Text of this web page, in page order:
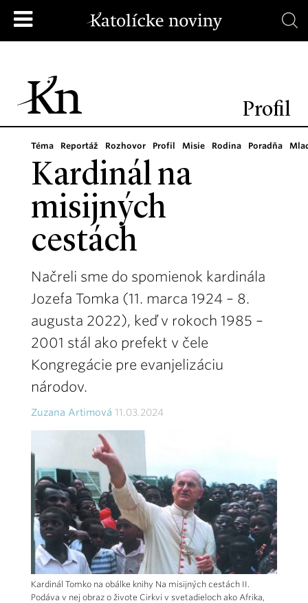
Profil
Téma Reportáž Rozhovor Profil Misie Rodina Poradňa
Kardinál na
misijných
cestách
Načreli sme do spomienok kardinála
Jozefa Tomka (11. marca 1924 – 8.
augusta 2022), keď v rokoch 1985 –
2001 stál ako prefekt v čele
Kongregácie pre evanjelizáciu
národov.
Zuzana Artimová 11.03.2024
Kardinál Tomko na obálke knihy Na misijných cestách II.
Podáva v nej obraz o živote Cirkvi v svetadieloch ako Afrika,